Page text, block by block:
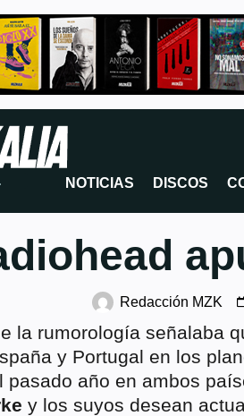
NOTICIAS DISCOS
Redacción MZK
la rumorología señalaba
y Portugal en los
pasado año en ambos
y los suyos desean